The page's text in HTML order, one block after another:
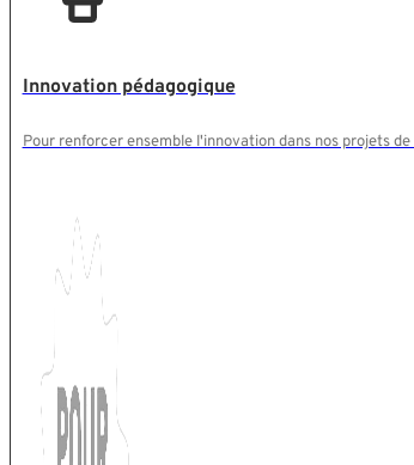
Innovation pédagogique
Pour renforcer ensemble l'innovation dans nos projets